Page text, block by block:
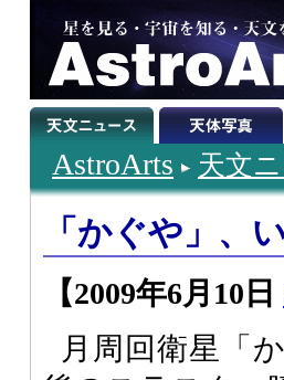
AstroArts 天文
「かぐや」、
【2009年6月10日
月周回衛星「